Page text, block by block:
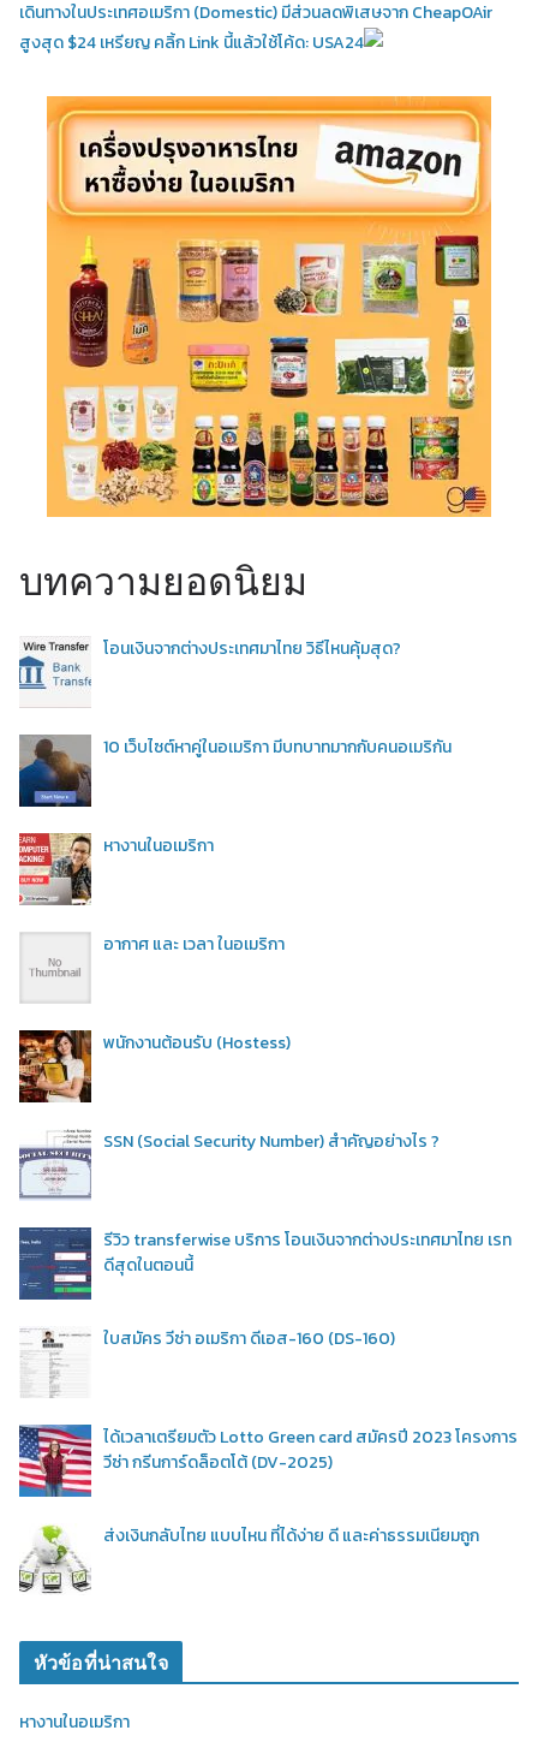
เดินทางในประเทศอเมริกา (Domestic)มีส่วนลดพิเสษจาก CheapOAir
สูงสุด $24 เหรียญ คลิ้ก Link นี้แล้วใช้โค้ด: USA24
บทความยอดนิยม
โอนเงินจากต่างประเทศมาไทย วิธีไหนคุ้มสุด?
10 เว็บไซต์หาคู่ในอเมริกา มีบทบาทมากกับคนอเมริกัน
หางานในอเมริกา
อากาศ และ เวลา ในอเมริกา
พนักงานต้อนรับ (Hostess)
SSN (Social Security Number) สำคัญอย่างไร ?
รีวิว transferwise บริการ โอนเงินจากต่างประเทศมาไทย เรท
ดีสุดในตอนนี้
ใบสมัคร วีซ่า อเมริกา ดีเอส-160 (DS-160)
ได้เวลาเตรียมตัว Lotto Green card สมัครปี 2023 โครงการ
วีซ่า กรีนการ์ดล็อตโต้ (DV-2025)
ส่งเงินกลับไทย แบบไหน ที่ได้ง่าย ดี และค่าธรรมเนียมถูก
หัวข้อที่น่าสนใจ
หางานในอเมริกา